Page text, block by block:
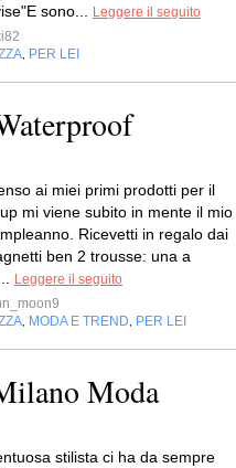
sono...
Leggere il seguito
PER LEI
ai miei primi prodotti per il
mi viene subito in mente il mio
Ricevetti in regalo dai
ben 2 trousse: una a
Leggere il seguito
MODA E TREND PER LEI
Moda
stilista ci ha da sempre